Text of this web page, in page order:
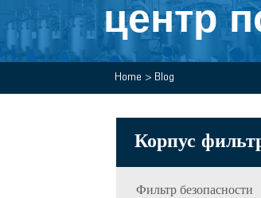
центр
Home > Blog
Корпус
Фильтр безопасности